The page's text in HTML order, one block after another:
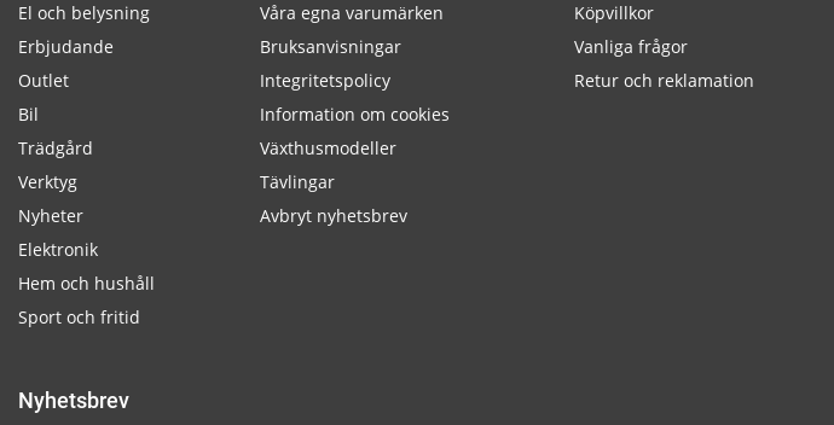
El och belysning
Erbjudande
Outlet
Bil
Trädgård
Verktyg
Nyheter
Elektronik
Hem och hushåll
Sport och fritid
Våra egna varumärken
Bruksanvisningar
Integritetspolicy
Information om cookies
Växthusmodeller
Tävlingar
Avbryt nyhetsbrev
Köpvillkor
Vanliga frågor
Retur och reklamation
Nyhetsbrev